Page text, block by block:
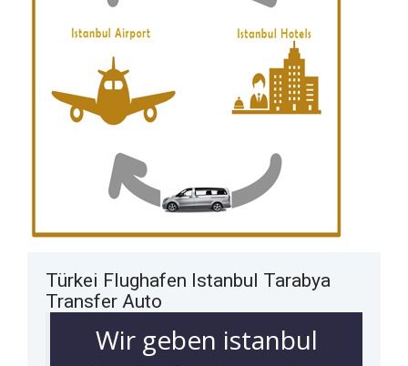
Türkei Flughafen Istanbul Tarabya
Transfer Auto
Wir geben istanbul